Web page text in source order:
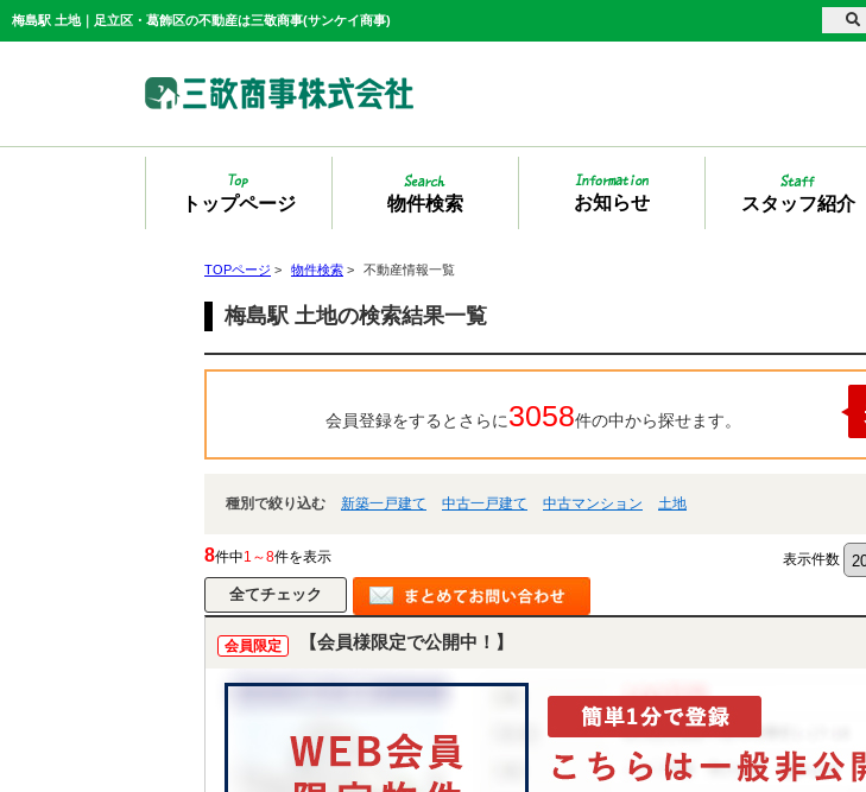
梅島駅 土地｜足立区・葛飾区の不動産は三敬商事(サンケイ商事)
トップページ 物件検索 お知らせ スタッフ紹介
TOPページ > 物件検索 > 不動産情報一覧
梅島駅 土地の検索結果一覧
会員登録をするとさらに3058件の中から探せます。
種別で絞り込む 新築一戸建て 中古一戸建て 中古マンション 土地
8件中1～8件を表示 表示件数
会員限定 【会員様限定で公開中！】